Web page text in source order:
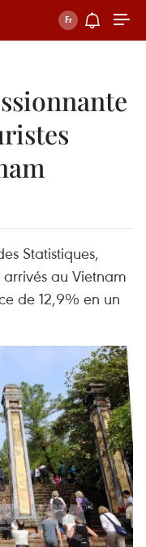
Statistiques,
au Vietnam
de 12,9% en un